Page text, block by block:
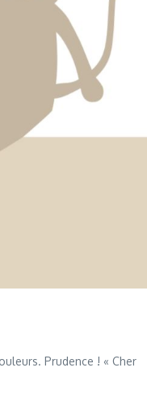
Prudence ! « Cher